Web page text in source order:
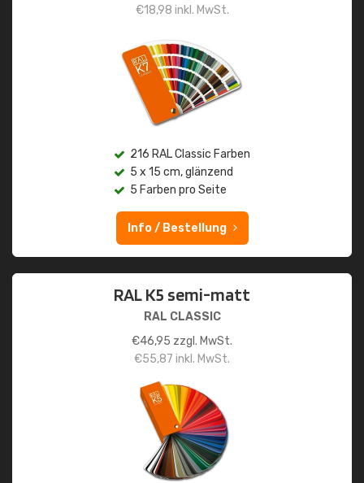
€18,98 inkl. MwSt.
216 RAL Classic Farben
5 x 15 cm, glänzend
5 Farben pro Seite
Info / Bestellung
RAL K5 semi-matt
RAL CLASSIC
€46,95 zzgl. MwSt.
€55,87 inkl. MwSt.